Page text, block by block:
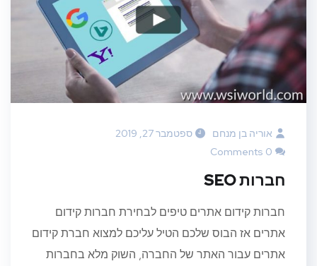
אוריה בן מנחם
ספטמבר 27, 2019
0 Comments
חברות SEO
חברות קידום אתרים טיפים לבחירת חברות קידום
אתרים אז הבוס שלכם הטיל עליכם למצוא חברת קידום
אתרים עבור האתר של החברה, השוק מלא בחברות